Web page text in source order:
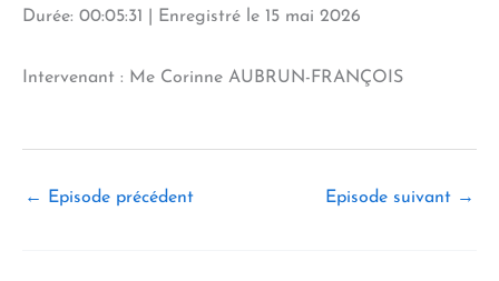
SHARE
Durée: 00:05:31
Enregistré le 15 mai 2026
Intervenant : Me Corinne AUBRUN-FRANÇOIS
← Episode précédent Episode suivant →